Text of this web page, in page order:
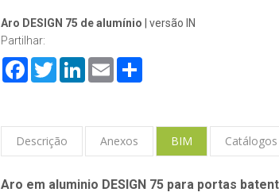
Aro DESIGN 75 de alumínio | versão IN
Partilhar:
FacebookTwitterLinkedInEmail Share
Descrição Anexos BIM Catálogos
Aro em aluminio DESIGN 75 para portas